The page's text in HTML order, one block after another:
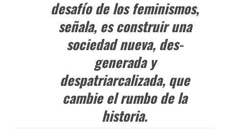
desafío de los feminismos,
señala, es construir una
sociedad nueva, des-
generada y
despatriarcalizada, que
cambie el rumbo de la
historia.